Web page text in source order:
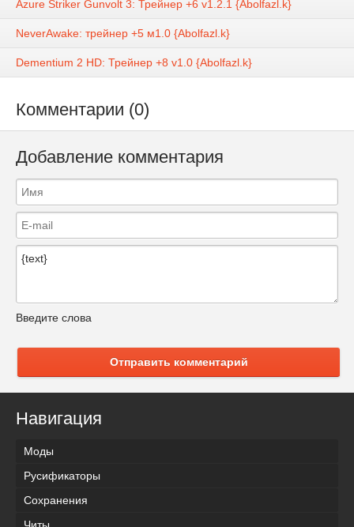
Azure Striker Gunvolt 3: Трейнер +6 v1.2.1 {Abolfazl.k}
NeverAwake: трейнер +5 м1.0 {Abolfazl.k}
Dementium 2 HD: Трейнер +8 v1.0 {Abolfazl.k}
Комментарии (0)
Добавление комментария
Введите слова
Отправить комментарий
Навигация
Моды
Русификаторы
Сохранения
Читы